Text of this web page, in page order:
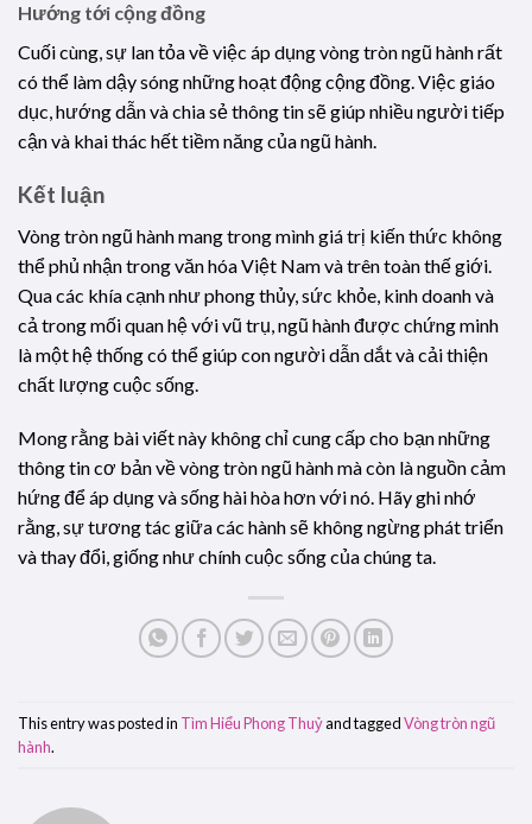
Hướng tới cộng đồng
Cuối cùng, sự lan tỏa về việc áp dụng vòng tròn ngũ hành rất
có thể làm dậy sóng những hoạt động cộng đồng. Việc giáo
dục, hướng dẫn và chia sẻ thông tin sẽ giúp nhiều người tiếp
cận và khai thác hết tiềm năng của ngũ hành.
Kết luận
Vòng tròn ngũ hành mang trong mình giá trị kiến thức không
thể phủ nhận trong văn hóa Việt Nam và trên toàn thế giới.
Qua các khía cạnh như phong thủy, sức khỏe, kinh doanh và
cả trong mối quan hệ với vũ trụ, ngũ hành được chứng minh
là một hệ thống có thể giúp con người dẫn dắt và cải thiện
chất lượng cuộc sống.
Mong rằng bài viết này không chỉ cung cấp cho bạn những
thông tin cơ bản về vòng tròn ngũ hành mà còn là nguồn cảm
hứng để áp dụng và sống hài hòa hơn với nó. Hãy ghi nhớ
rằng, sự tương tác giữa các hành sẽ không ngừng phát triển
và thay đổi, giống như chính cuộc sống của chúng ta.
This entry was posted in Tìm Hiểu Phong Thuỷand taggedVòng tròn ngũ
hành.